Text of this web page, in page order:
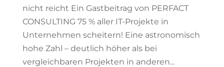
nicht reicht Ein Gastbeitrag von PERFACT
CONSULTING 75 % aller IT-Projekte in
Unternehmen scheitern! Eine astronomisch
hohe Zahl – deutlich höher als bei
vergleichbaren Projekten in anderen...